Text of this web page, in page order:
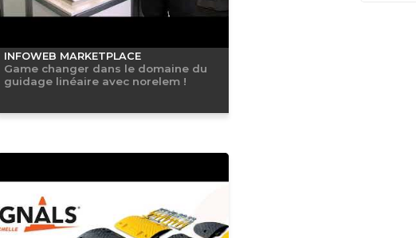
INFOWEB MARKETPLACE
Game changer dans le domaine du
guidage linéaire avec norelem !